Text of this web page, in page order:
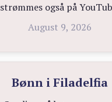
strømmes også på
August 9, 2026
Bønn i Filadelfia